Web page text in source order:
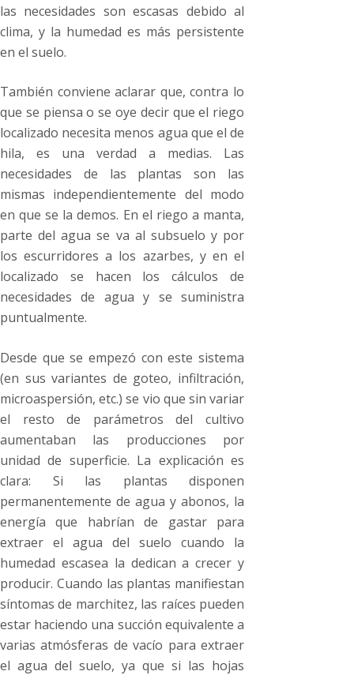
las necesidades son escasas debido al
clima, y la humedad es más persistente
en el suelo.
También conviene aclarar que, contra lo
que se piensa o se oye decir que el riego
localizado necesita menos agua que el de
hila, es una verdad a medias. Las
necesidades de las plantas son las
mismas independientemente del modo
en que se la demos. En el riego a manta,
parte del agua se va al subsuelo y por
los escurridores a los azarbes, y en el
localizado se hacen los cálculos de
necesidades de agua y se suministra
puntualmente.
Desde que se empezó con este sistema
(en sus variantes de goteo, infiltración,
microaspersión, etc.) se vio que sin variar
el resto de parámetros del cultivo
aumentaban las producciones por
unidad de superficie. La explicación es
clara: Si las plantas disponen
permanentemente de agua y abonos, la
energía que habrían de gastar para
extraer el agua del suelo cuando la
humedad escasea la dedican a crecer y
producir. Cuando las plantas manifiestan
síntomas de marchitez, las raíces pueden
estar haciendo una succión equivalente a
varias atmósferas de vacío para extraer
el agua del suelo, ya que si las hojas